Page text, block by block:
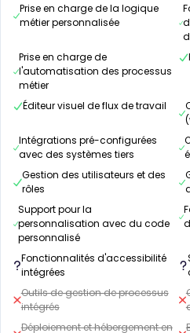
Prise en charge de la logique
métier personnalisée
Prise en charge de
l'automatisation des processus
métier
Éditeur visuel de flux de travail
Intégrations pré-configurées
avec des systèmes tiers
Gestion des utilisateurs et des
rôles
Support pour la
personnalisation avec du code
personnalisé
Fonctionnalités d'accessibilité
intégrées
Outils de gestion de processus
intégrés
Déploiement et hébergement en